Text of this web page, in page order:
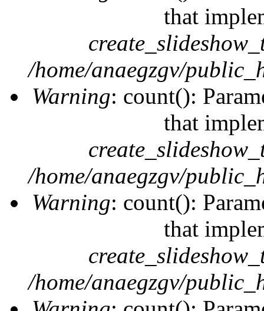
that
/home/anaegzgv/
Warning: count():
that
/home/anaegzgv/
Warning: count():
that
/home/anaegzgv/